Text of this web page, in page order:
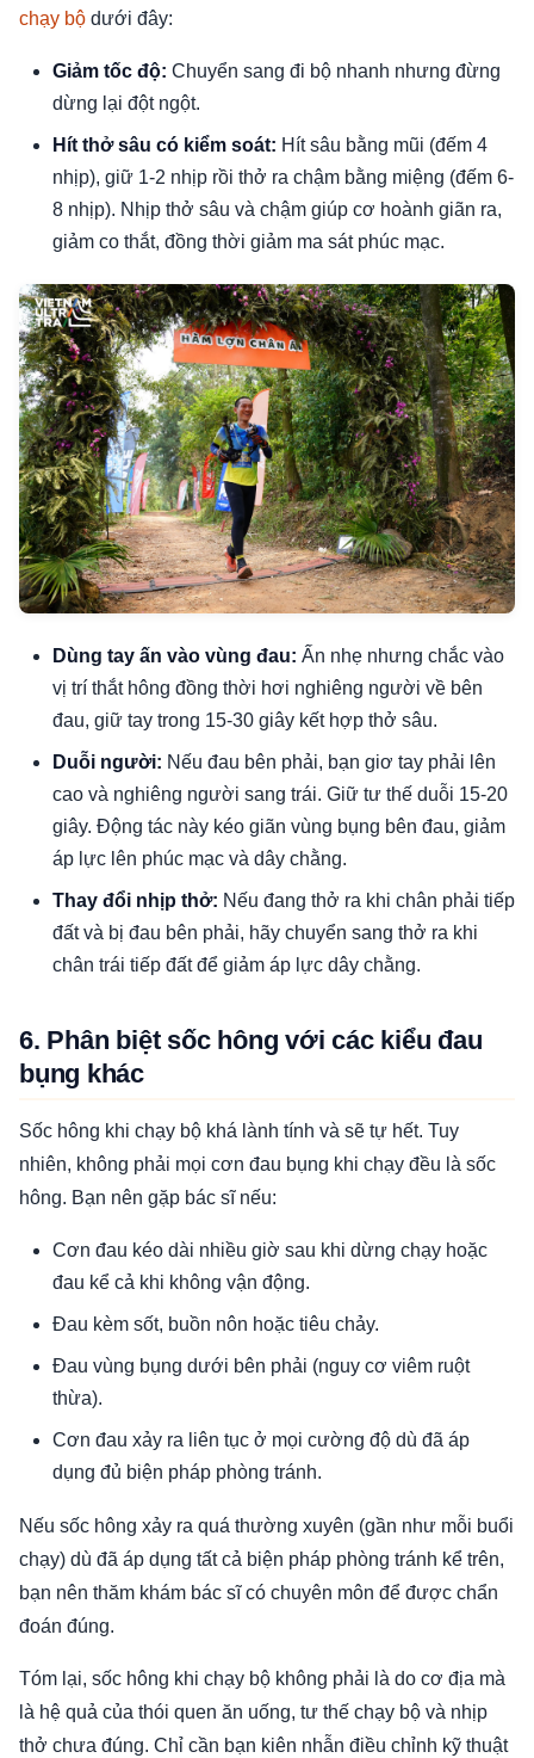
chạy bộ dưới đây:
Giảm tốc độ: Chuyển sang đi bộ nhanh nhưng đừng
dừng lại đột ngột.
Hít thở sâu có kiểm soát: Hít sâu bằng mũi (đếm 4
nhịp), giữ 1-2 nhịp rồi thở ra chậm bằng miệng (đếm 6-
8 nhịp). Nhịp thở sâu và chậm giúp cơ hoành giãn ra,
giảm co thắt, đồng thời giảm ma sát phúc mạc.
Dùng tay ấn vào vùng đau: Ấn nhẹ nhưng chắc vào
vị trí thắt hông đồng thời hơi nghiêng người về bên
đau, giữ tay trong 15-30 giây kết hợp thở sâu.
Duỗi người: Nếu đau bên phải, bạn giơ tay phải lên
cao và nghiêng người sang trái. Giữ tư thế duỗi 15-20
giây. Động tác này kéo giãn vùng bụng bên đau, giảm
áp lực lên phúc mạc và dây chằng.
Thay đổi nhịp thở: Nếu đang thở ra khi chân phải tiếp
đất và bị đau bên phải, hãy chuyển sang thở ra khi
chân trái tiếp đất để giảm áp lực dây chằng.
6. Phân biệt sốc hông với các kiểu đau
bụng khác
Sốc hông khi chạy bộ khá lành tính và sẽ tự hết. Tuy
nhiên, không phải mọi cơn đau bụng khi chạy đều là sốc
hông. Bạn nên gặp bác sĩ nếu:
Cơn đau kéo dài nhiều giờ sau khi dừng chạy hoặc
đau kể cả khi không vận động.
Đau kèm sốt, buồn nôn hoặc tiêu chảy.
Đau vùng bụng dưới bên phải (nguy cơ viêm ruột
thừa).
Cơn đau xảy ra liên tục ở mọi cường độ dù đã áp
dụng đủ biện pháp phòng tránh.
Nếu sốc hông xảy ra quá thường xuyên (gần như mỗi buổi
chạy) dù đã áp dụng tất cả biện pháp phòng tránh kể trên,
bạn nên thăm khám bác sĩ có chuyên môn để được chẩn
đoán đúng.
Tóm lại, sốc hông khi chạy bộ không phải là do cơ địa mà
là hệ quả của thói quen ăn uống, tư thế chạy bộ và nhịp
thở chưa đúng. Chỉ cần bạn kiên nhẫn điều chỉnh kỹ thuật